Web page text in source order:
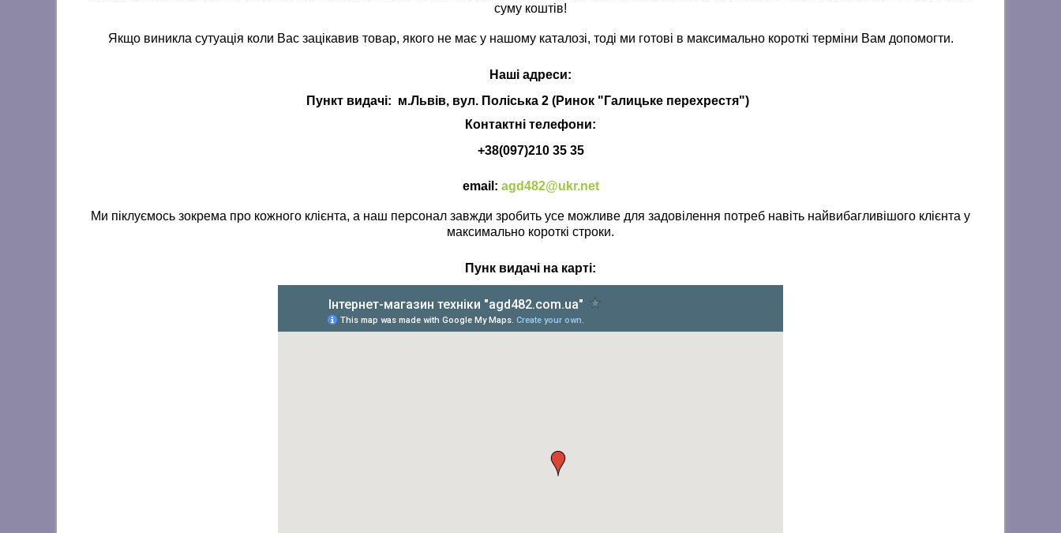
суму коштів!
Якщо виникла сутуація коли Вас зацікавив товар, якого не має у нашому каталозі, тоді ми готові в максимально короткі терміни Вам допомогти.
Наші адреси:
Пункт видачі: м.Львів, вул. Поліська 2 (Ринок "Галицьке перехрестя")
Контактні телефони:
+38(097)210 35 35
email: agd482@ukr.net
Ми піклуємось зокрема про кожного клієнта, а наш персонал завжди зробить усе можливе для задовілення потреб навіть найвибагливішого клієнта у
максимально короткі строки.
Пунк видачі на карті: